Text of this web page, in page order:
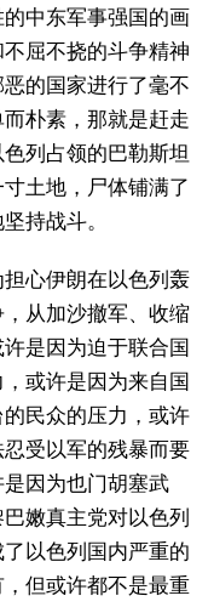
中东军事强国的画
屈不挠的斗争精神
的国家进行了毫不
朴素，那就是赶走
列占领的巴勒斯坦
土地，尸体铺满了
持战斗。
心伊朗在以色列轰
从加沙撤军、收缩
是因为迫于联合国
或许是因为来自国
民众的压力，或许
受以军的残暴而要
因为也门胡塞武
嫩真主党对以色列
以色列国内严重的
但或许都不是最重